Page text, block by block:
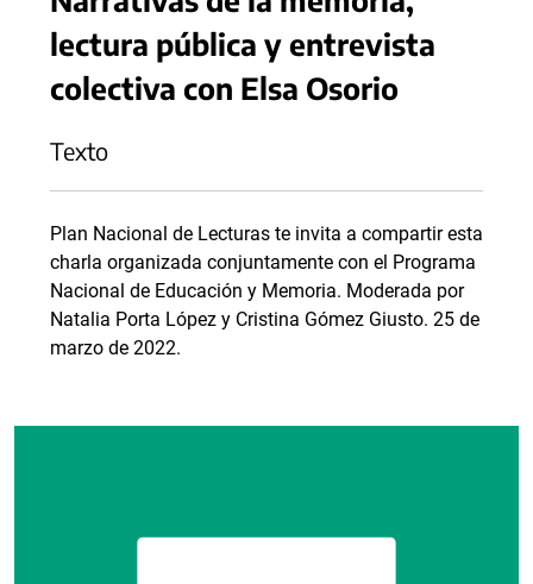
lectura pública y entrevista
colectiva con Elsa Osorio
Texto
Plan Nacional de Lecturas te invita a compartir esta
charla organizada conjuntamente con el Programa
Nacional de Educación y Memoria. Moderada por
Natalia Porta López y Cristina Gómez Giusto. 25 de
marzo de 2022.